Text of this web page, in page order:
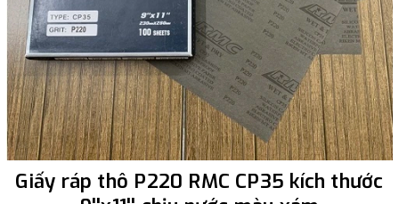
Giấy ráp thô P220 RMC CP35 kích thước